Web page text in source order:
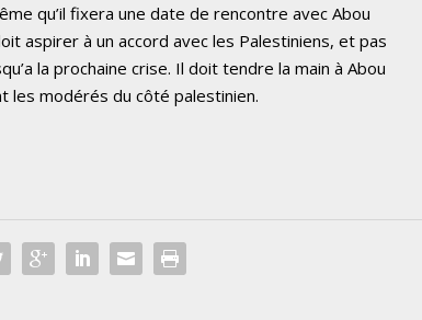
qu’il fixera une date de rencontre avec Abou
aspirer à un accord avec les Palestiniens, et pas
la prochaine crise. Il doit tendre la main à Abou
les modérés du côté palestinien.